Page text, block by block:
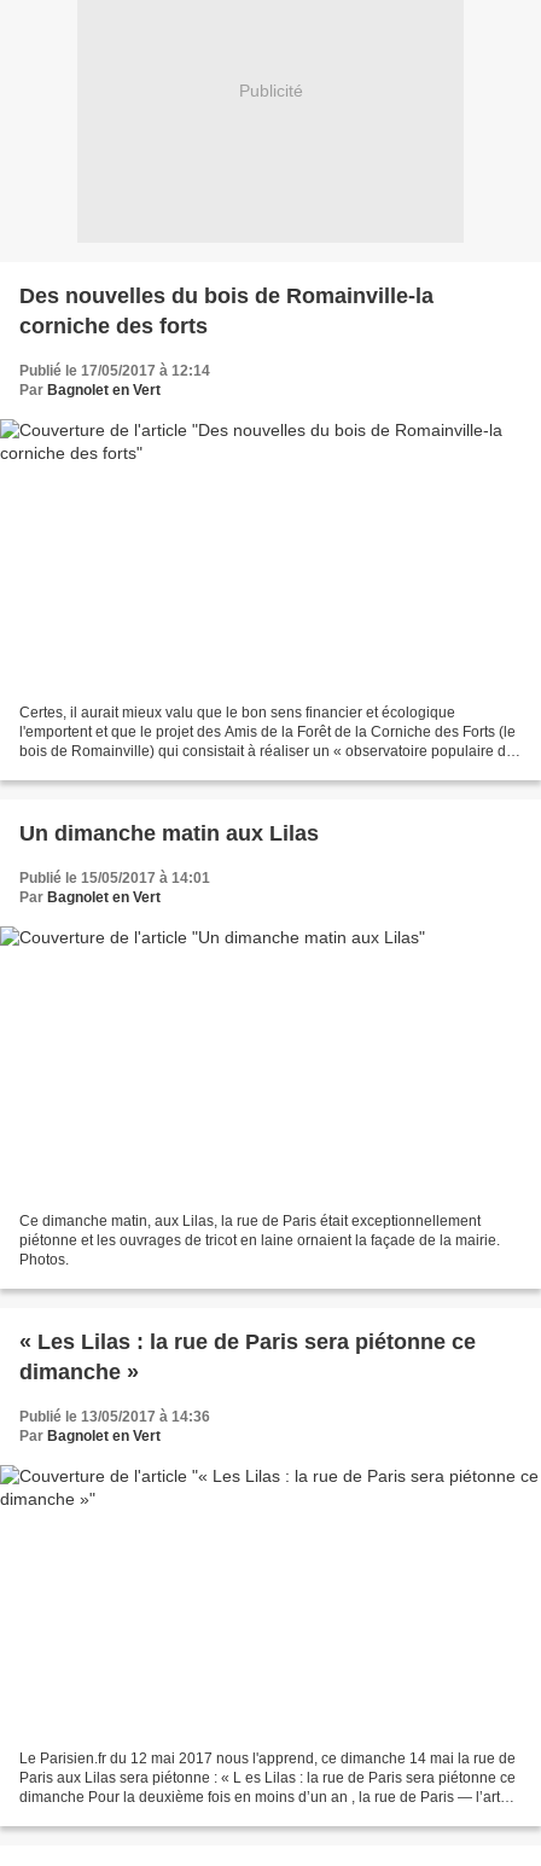
Publicité
Des nouvelles du bois de Romainville-la
corniche des forts
Publié le 17/05/2017 à 12:14
Par Bagnolet en Vert
Certes, il aurait mieux valu que le bon sens financier et écologique
l'emportent et que le projet des Amis de la Forêt de la Corniche des Forts (le
bois de Romainville) qui consistait à réaliser un « observatoire populaire de
Un dimanche matin aux Lilas
Publié le 15/05/2017 à 14:01
Par Bagnolet en Vert
Ce dimanche matin, aux Lilas, la rue de Paris était exceptionnellement
piétonne et les ouvrages de tricot en laine ornaient la façade de la mairie.
Photos.
« Les Lilas : la rue de Paris sera piétonne ce
dimanche »
Publié le 13/05/2017 à 14:36
Par Bagnolet en Vert
Le Parisien.fr du 12 mai 2017 nous l'apprend, ce dimanche 14 mai la rue de
Paris aux Lilas sera piétonne : « L es Lilas : la rue de Paris sera piétonne ce
dimanche Pour la deuxième fois en moins d’un an , la rue de Paris — l’artère